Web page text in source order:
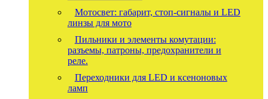
Мотосвет: габарит, стоп-сигналы и LED
линзы для мото
Пильники и элементы комутации:
разъемы, патроны, предохранители и
реле.
Переходники для LED и ксеноновых
ламп